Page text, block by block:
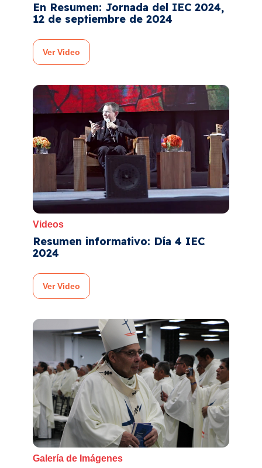
En Resumen: Jornada del IEC 2024,
12 de septiembre de 2024
Ver Video
Videos
Resumen informativo: Día 4 IEC
2024
Ver Video
Galería de Imágenes